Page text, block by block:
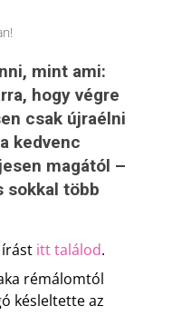
mint ami:
hogy végre
csak újraélni
kedvenc
magától –
sokkal több
írástitt találod.
rémálomtól
késleltette az